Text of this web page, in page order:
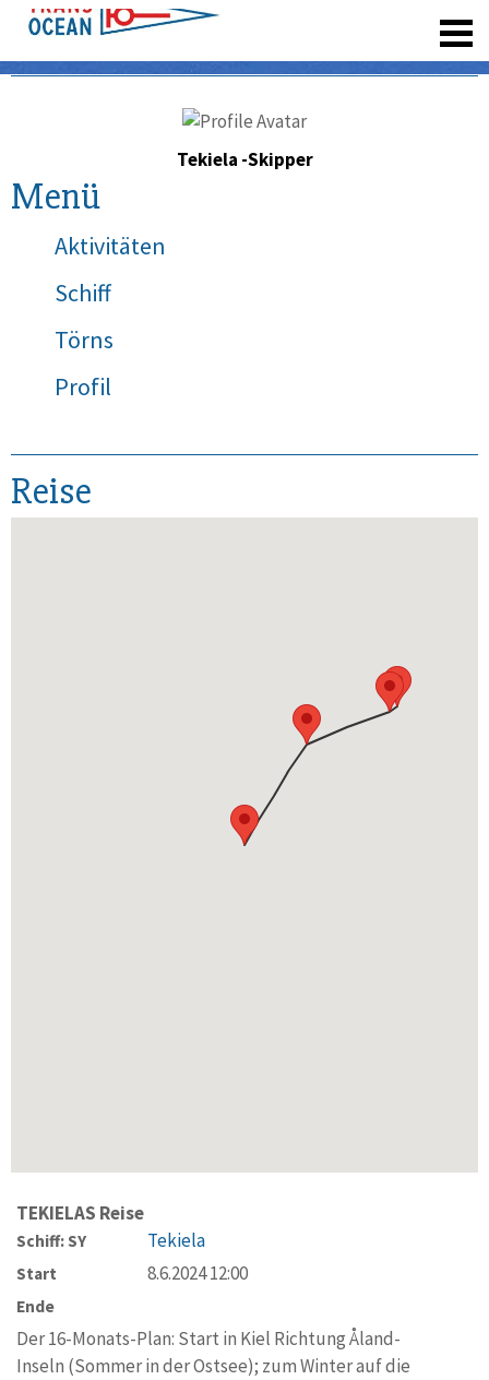
Tekiela -Skipper
Menü
Aktivitäten
Schiff
Törns
Profil
Reise
TEKIELAS Reise
Schiff: SY Tekiela
Start 8.6.2024 12:00
Ende
Der 16-Monats-Plan: Start in Kiel Richtung Åland-
Inseln (Sommer in der Ostsee); zum Winter auf die